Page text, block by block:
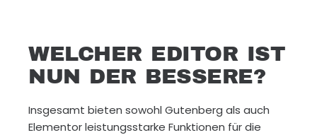
WELCHER EDITOR IST
NUN DER BESSERE?
Insgesamt bieten sowohl Gutenberg als auch
Elementor leistungsstarke Funktionen für die